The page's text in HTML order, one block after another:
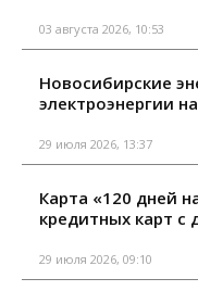
03 августа 2026, 10:53
Новосибирские
электроэнергии
29 июля 2026, 13:37
Карта «120 дней
кредитных карт
29 июля 2026, 09:10